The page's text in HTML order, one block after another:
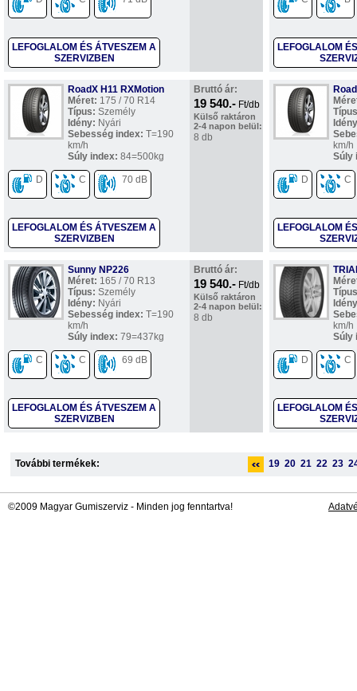
LEFOGLALOM ÉS ÁTVESZEM A
SZERVIZBEN
LEFOGLALOM
RoadX H11 RXMotion
Méret: 175 / 70 R14
Típus: Személy
Idény: Nyári
Sebesség index: T=190
km/h
Súly index: 84=500kg
D C 70 dB
LEFOGLALOM ÉS ÁTVESZEM A
SZERVIZBEN
Bruttó ár:
19 540.- Ft/db
Külső raktáron
2-4 napon belül:
8 db
km/h
Súly
D C
LEFOGLALOM
Sunny NP226
Méret: 165 / 70 R13
Típus: Személy
Idény: Nyári
Sebesség index: T=190
km/h
Súly index: 79=437kg
C C 69 dB
LEFOGLALOM ÉS ÁTVESZEM A
SZERVIZBEN
Bruttó ár:
19 540.- Ft/db
Külső raktáron
2-4 napon belül:
8 db
km/h
Súly
D C
LEFOGLALOM
További termékek: 19 20 21 22 23
©2009 Magyar Gumiszerviz - Minden jog fenntartva!